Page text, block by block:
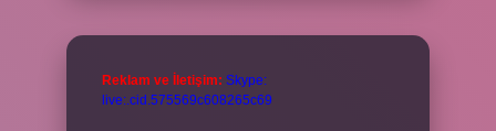
Reklam ve İletişim: Skype:
live:.cid.575569c608265c69